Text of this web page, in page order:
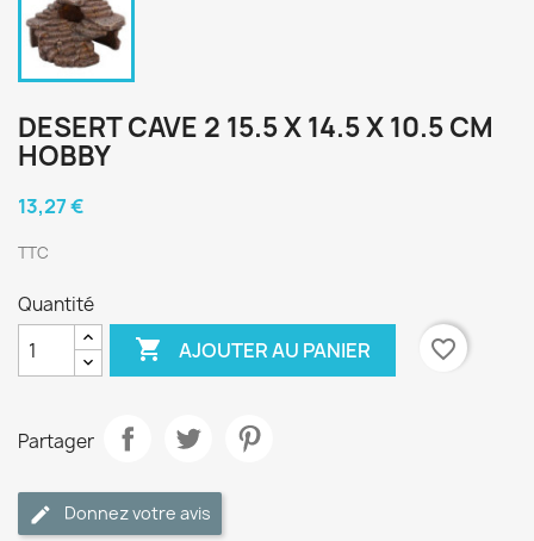
DESERT CAVE 2 15.5 X 14.5 X 10.5 CM
HOBBY
13,27 €
TTC
Quantité
 AJOUTER AU PANIER favorite_border
Partager
Donnez votre avis